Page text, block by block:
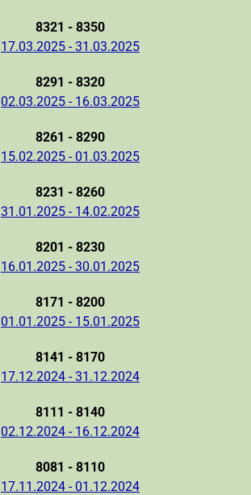
8321 - 8350
17.03.2025 - 31.03.2025
8291 - 8320
02.03.2025 - 16.03.2025
8261 - 8290
15.02.2025 - 01.03.2025
8231 - 8260
31.01.2025 - 14.02.2025
8201 - 8230
16.01.2025 - 30.01.2025
8171 - 8200
01.01.2025 - 15.01.2025
8141 - 8170
17.12.2024 - 31.12.2024
8111 - 8140
02.12.2024 - 16.12.2024
8081 - 8110
17.11.2024 - 01.12.2024